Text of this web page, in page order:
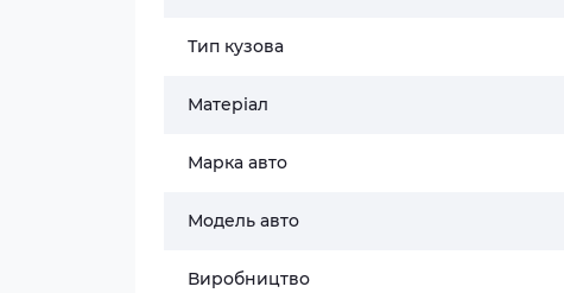
Тип кузова
Матеріал
Марка авто
Модель авто
Виробництво